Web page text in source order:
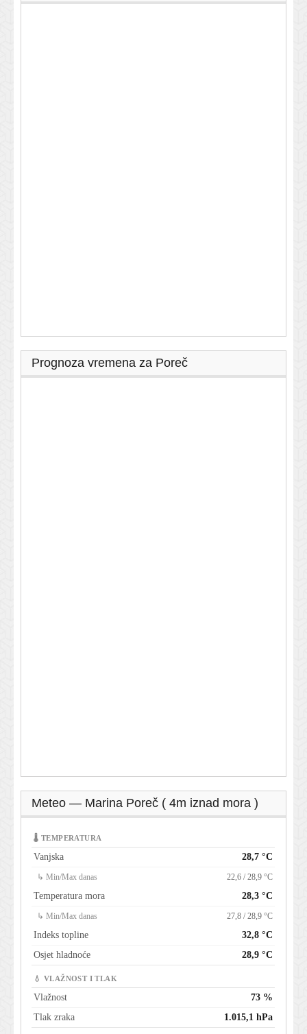
Prognoza vremena za Poreč
Meteo — Marina Poreč ( 4m iznad mora )
🌡 TEMPERATURA
Vanjska 28,7 °C
↳ Min/Max danas 22,6 / 28,9 °C
Temperatura mora 28,3 °C
↳ Min/Max danas 27,8 / 28,9 °C
Indeks topline
32,8 °C
Osjet hladnoće
28,9 °C
💧 VLAŽNOST I TLAK
Vlažnost
73 %
Tlak zraka
1.015,1 hPa